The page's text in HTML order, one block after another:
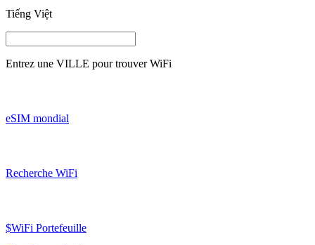
Tiếng Việt
Entrez une VILLE pour trouver WiFi
eSIM mondial
Recherche WiFi
$WiFi Portefeuille